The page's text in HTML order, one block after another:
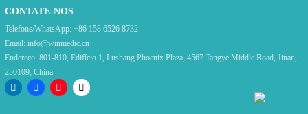
CONTATE-NOS
Telefone/WhatsApp: +86 158 6526 8732
Email: info@winmedic.cn
Endereço: 801-810, Edifício 1, Lushang Phoenix Plaza, 4567 Tangye Middle Road, Jinan,
250109, China